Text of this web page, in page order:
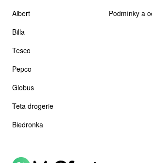
Albert
Billa
Tesco
Pepco
Globus
Teta drogerie
Biedronka
Podmínky a